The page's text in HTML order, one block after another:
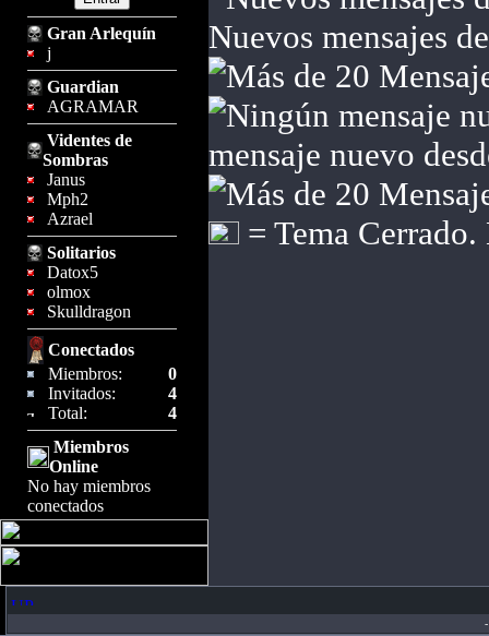
Gran Arlequín
j
Guardian
AGRAMAR
Videntes de
Sombras
Janus
Mph2
Azrael
Solitarios
Datox5
olmox
Skulldragon
Conectados
Miembros:
0
Invitados:
4
Total:
4
Miembros
Online
No hay miembros
conectados
Nuevos mensajes
mensaje nuevo
= Tema